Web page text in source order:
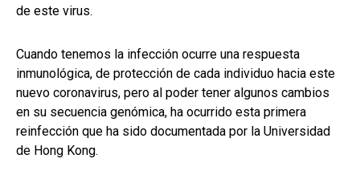
de este virus.
Cuando tenemos la infección ocurre una respuesta
inmunológica, de protección de cada individuo hacia este
nuevo coronavirus, pero al poder tener algunos cambios
en su secuencia genómica, ha ocurrido esta primera
reinfección que ha sido documentada por la Universidad
de Hong Kong.